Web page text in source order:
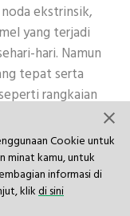
Cookie untuk
minat kamu, untuk
informasi di
klikdi sini
ekstrinsik,
yang terjadi
hari. Namun
tepat serta
rangkaian
mulai dariPasta
dengan